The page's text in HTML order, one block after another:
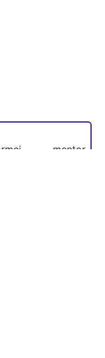
- mentor